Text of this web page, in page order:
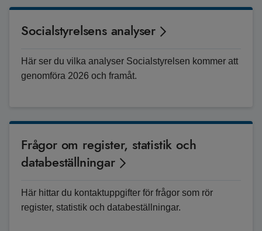
Socialstyrelsens analyser
Här ser du vilka analyser Socialstyrelsen kommer att
genomföra 2026 och framåt.
Frågor om register, statistik och
databeställningar
Här hittar du kontaktuppgifter för frågor som rör
register, statistik och databeställningar.